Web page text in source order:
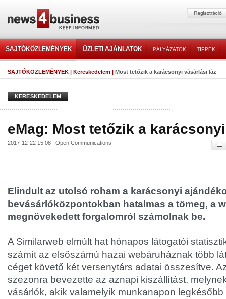
SAJTÓKÖZLEMÉNYEK ÜZLETI AJÁNLATOK PÁLYÁZATOK TIPPEK
SAJTÓKÖZLEMÉNYEK | Kereskedelem | Most tetőzik a karácsonyi vásárlási láz
KERESKEDELEM
eMag: Most tetőzik a
2017-12-22 15:08 | Open Communications
Elindult az utolsó roham a karácsonyi
bevásárlóközpontokban hatalmas a tömeg, a
megnövekedett forgalomról számolnak be.
A Similarweb elmúlt hat hónapos látogatói
számít az elsőszámú hazai webáruháznak több
céget követő két versenytárs adatai összesítve.
szezonra bevezette az aznapi kiszállítást,
vásárlók, akik valamelyik munkanapon